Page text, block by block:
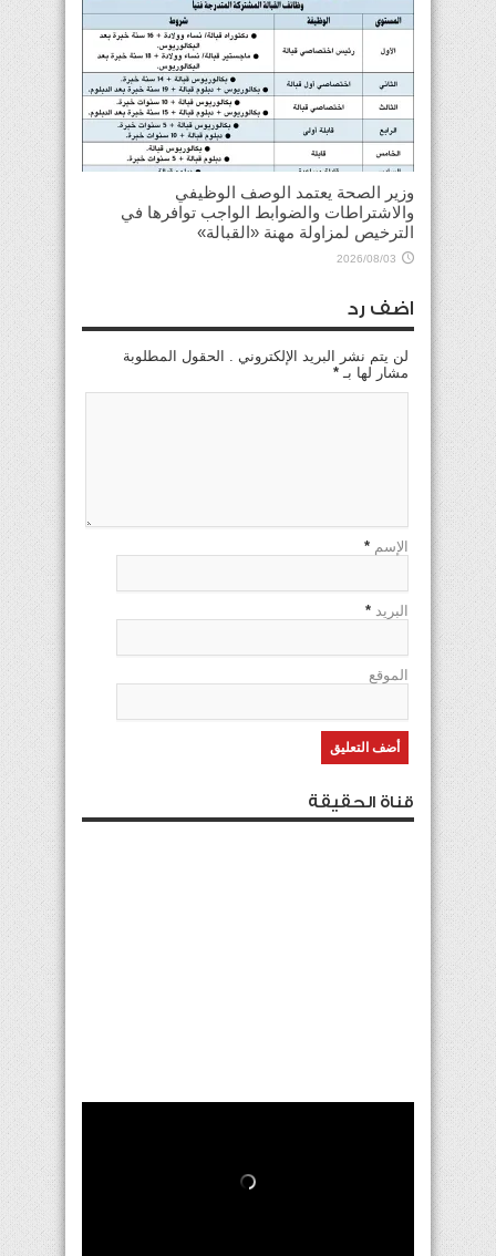
وزير الصحة يعتمد الوصف الوظيفي
والاشتراطات والضوابط الواجب توافرها في
الترخيص لمزاولة مهنة «القبالة»
2026/08/03
اضف رد
لن يتم نشر البريد الإلكتروني . الحقول المطلوبة
مشار لها بـ *
الإسم *
البريد *
الموقع
قناة الحقيقة